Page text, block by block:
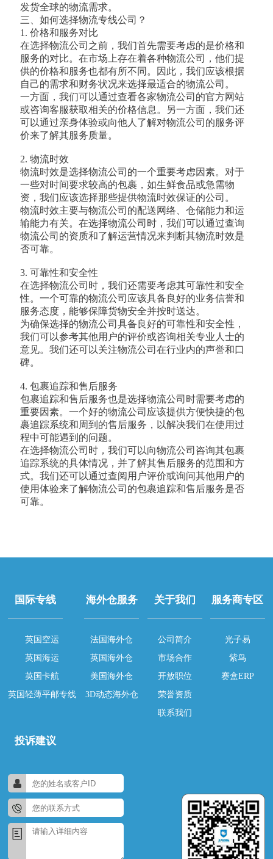
发货全球的物流需求。
三、如何选择物流专线公司？
1. 价格和服务对比
在选择物流公司之前，我们首先需要考虑的是价格和
服务的对比。在市场上存在着各种物流公司，他们提
供的价格和服务也都有所不同。因此，我们应该根据
自己的需求和财务状况来选择最适合的物流公司。
一方面，我们可以通过查看各家物流公司的官方网站
或咨询客服获取相关的价格信息。另一方面，我们还
可以通过亲身体验或向他人了解对物流公司的服务评
价来了解其服务质量。
2. 物流时效
物流时效是选择物流公司的一个重要考虑因素。对于
一些对时间要求较高的包裹，如生鲜食品或急需物
资，我们应该选择那些提供物流时效保证的公司。
物流时效主要与物流公司的配送网络、仓储能力和运
输能力有关。在选择物流公司时，我们可以通过查询
物流公司的资质和了解运营情况来判断其物流时效是
否可靠。
3. 可靠性和安全性
在选择物流公司时，我们还需要考虑其可靠性和安全
性。一个可靠的物流公司应该具备良好的业务信誉和
服务态度，能够保障货物安全并按时送达。
为确保选择的物流公司具备良好的可靠性和安全性，
我们可以参考其他用户的评价或咨询相关专业人士的
意见。我们还可以关注物流公司在行业内的声誉和口
碑。
4. 包裹追踪和售后服务
包裹追踪和售后服务也是选择物流公司时需要考虑的
重要因素。一个好的物流公司应该提供方便快捷的包
裹追踪系统和周到的售后服务，以解决我们在使用过
程中可能遇到的问题。
在选择物流公司时，我们可以向物流公司咨询其包裹
追踪系统的具体情况，并了解其售后服务的范围和方
式。我们还可以通过查阅用户评价或询问其他用户的
使用体验来了解物流公司的包裹追踪和售后服务是否
可靠。
国际专线
英国空运
英国海运
英国卡航
英国轻薄平邮专线
海外仓服务
法国海外仓
英国海外仓
美国海外仓
3D动态海外仓
关于我们
公司简介
市场合作
开放职位
荣誉资质
联系我们
服务商专区
光子易
紫鸟
赛盒ERP
投诉建议